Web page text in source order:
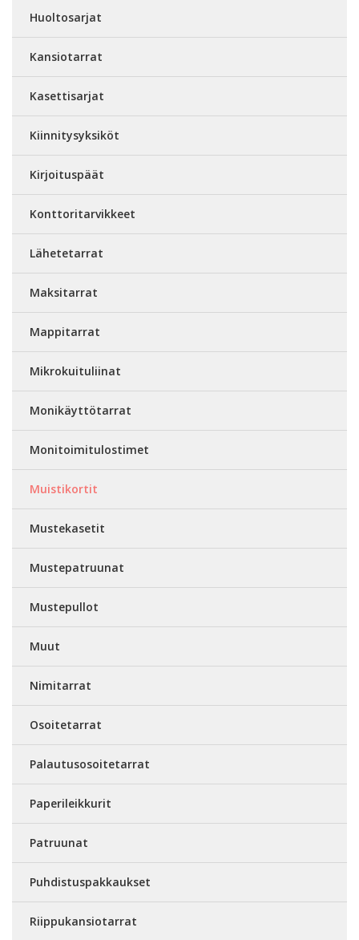
Huoltosarjat
Kansiotarrat
Kasettisarjat
Kiinnitysyksiköt
Kirjoituspäät
Konttoritarvikkeet
Lähetetarrat
Maksitarrat
Mappitarrat
Mikrokuituliinat
Monikäyttötarrat
Monitoimitulostimet
Muistikortit
Mustekasetit
Mustepatruunat
Mustepullot
Muut
Nimitarrat
Osoitetarrat
Palautusosoitetarrat
Paperileikkurit
Patruunat
Puhdistuspakkaukset
Riippukansiotarrat